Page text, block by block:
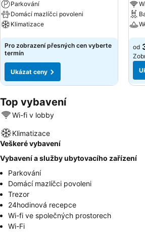
Parkování
Domácí mazlíčci povoleni
Klimatizace
Ukázat ceny
Pro zobrazení přesných cen vyberte
termín
Ukázat ceny
od
Top vybavení
Wi-fi v lobby
Klimatizace
Veškeré vybavení
Vybavení a služby ubytovacího zařízení
Parkování
Domácí mazlíčci povoleni
Trezor
24hodinová recepce
Wi-fi ve společných prostorech
Wi-Fi